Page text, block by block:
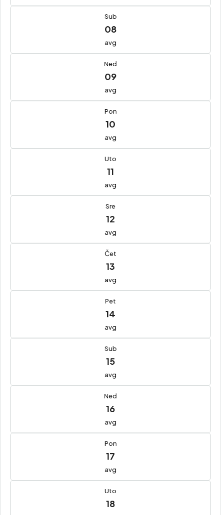
Sub
08
avg
Ned
09
avg
Pon
10
avg
Uto
11
avg
Sre
12
avg
Čet
13
avg
Pet
14
avg
Sub
15
avg
Ned
16
avg
Pon
17
avg
Uto
18